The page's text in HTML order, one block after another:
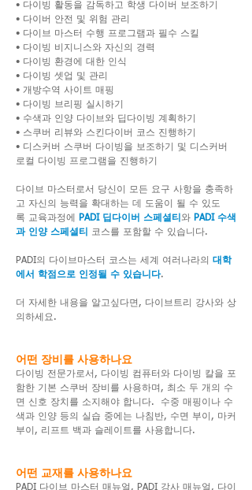
• 다이빙 활동을 감독하고 학생 다이버 보조하기
• 다이버 안전 및 위험 관리
• 다이브 마스터 수행 프로그램과 필수 스킬
• 다이빙 비지니스와 자신의 경력
• 다이빙 환경에 대한 인식
• 다이빙 셋업 및 관리
• 개방수역 사이트 매핑
• 다이빙 브리핑 실시하기
• 수색과 인양 다이브와 딥다이빙 계획하기
• 스쿠버 리뷰와 스킨다이버 코스 진행하기
• 디스커버 스쿠버 다이빙을 보조하기 및 디스커버
로컬 다이빙 프로그램을 진행하기
다이브 마스터로서 당신이 모든 요구 사항을 충족하
고 자신의 능력을 확대하는 데 도움이 될 수 있도
록 교육과정에
PADI 딥다이버 스페셜티 와 PADI 수색
과 인양 스페셜티 코스를 포함할 수 있습니다.
PADI의 다이브마스터 코스는 세계 여러나라의 대학
에서 학점으로 인정될 수 있습니다.
더 자세한 내용을 알고싶다면, 다이브트리 강사와 상
의하세요.
어떤 장비를 사용하나요
다이빙 전문가로서, 다이빙 컴퓨터와 다이빙 칼을 포
함한 기본 스쿠버 장비를 사용하며, 최소 두 개의 수
면 신호 장치를 소지해야 합니다. 수중 매핑이나 수
색과 인양 등의 실습 중에는 나침반, 수면 부이, 마커
부이, 리프트 백과 슬레이트를 사용합니다.
어떤 교재를 사용하나요
PADI 다이브 마스터 매뉴얼, PADI 강사 매뉴얼, 다이